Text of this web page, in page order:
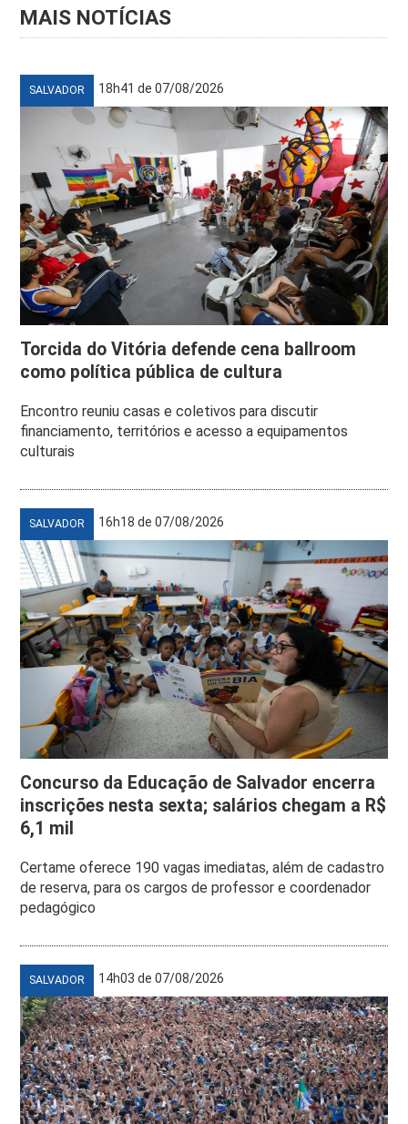
MAIS NOTÍCIAS
SALVADOR 18h41 de 07/08/2026
Torcida do Vitória defende cena ballroom
como política pública de cultura
Encontro reuniu casas e coletivos para discutir
financiamento, territórios e acesso a equipamentos
culturais
SALVADOR 16h18 de 07/08/2026
Concurso da Educação de Salvador encerra
inscrições nesta sexta; salários chegam a R$
6,1 mil
Certame oferece 190 vagas imediatas, além de cadastro
de reserva, para os cargos de professor e coordenador
pedagógico
SALVADOR 14h03 de 07/08/2026